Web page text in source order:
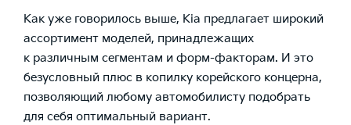
Как уже говорилось выше, Kia предлагает широкий
ассортимент моделей, принадлежащих
к различным сегментам и форм-факторам. И это
безусловный плюс в копилку корейского концерна,
позволяющий любому автомобилисту подобрать
для себя оптимальный вариант.